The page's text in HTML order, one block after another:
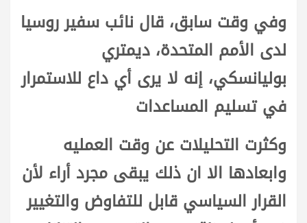
وفي وقت سابق، قال نائب سفير روسيا
لدى الأمم المتحدة، ديمتري
بوليانسكي، إنه لا يرى أي داع للاستمرار
في تسليم المساعدات
وكثرت التحليلات عن وقت العمليه
وابعادها الا ان ذلك يبقى مجرد أراء لأن
القرار السياسي قابل للتفاوض والتغيير